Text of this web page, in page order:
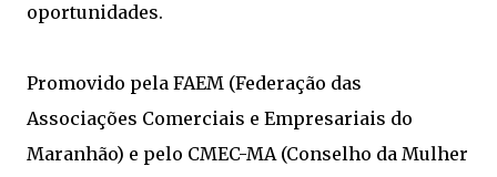
oportunidades.
Promovido pela FAEM (Federação das
Associações Comerciais e Empresariais do
Maranhão) e pelo CMEC-MA (Conselho da Mulher